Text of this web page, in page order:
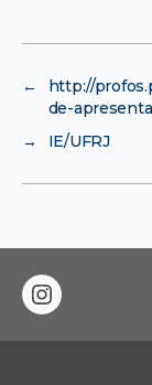
←
http://
de-
→
IE/UFRJ
instagram